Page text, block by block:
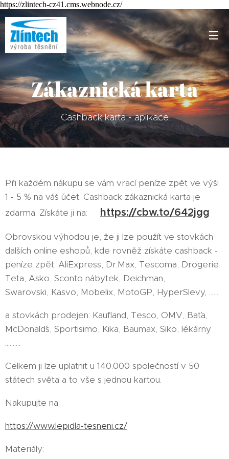
https://zlintech-cz41.cms.webnode.cz/
Zákaznická karta
Cashback karta - aplikace
Při každém nákupu se vám vrací peníze zpět ve výši
1 - 5 % na váš účet. Cashback zákaznická karta je
zdarma. Získáte ji na: https://cbw.to/642jgg
Obrovskou výhodou je, že ji lze použít ve stovkách
dalších online eshopů, kde rovněž získáte cashback -
peníze zpět: AliExpress, Dr.Max, Tescoma, Drogerie
Teta, Asko, Sconto nábytek, Deichman,
Swarovski, Kasvo, Mobelix, MotoGP, HyperSlevy, ......
a stovkách prodejen: Kaufland, Tesco, OMV, Baťa,
McDonald´s, Sportisimo, Kika, Baumax, Siko, lékárny
..........
Celkem ji lze uplatnit u 140.000 společností v 50
státech světa a to vše s jednou kartou.
Nakupujte na:
https://www.lepidla-tesneni.cz/
Materiály: